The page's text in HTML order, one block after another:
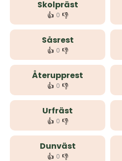
Skolpräst
👍 0 👎
Såsrest
👍 0 👎
Återupprest
👍 0 👎
Urfräst
👍 0 👎
Dunväst
👍 0 👎